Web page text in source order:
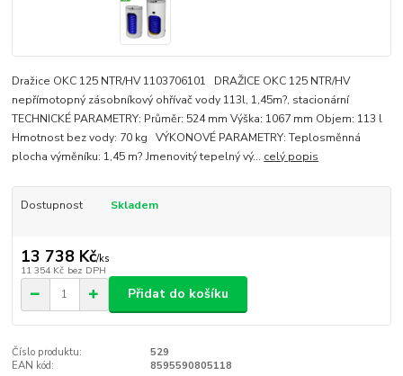
Dražice OKC 125 NTR/HV 1103706101 DRAŽICE OKC 125 NTR/HV
nepřímotopný zásobníkový ohřívač vody 113l, 1,45m?, stacionární
TECHNICKÉ PARAMETRY: Průměr: 524 mm Výška: 1067 mm Objem: 113 l
Hmotnost bez vody: 70 kg VÝKONOVÉ PARAMETRY: Teplosměnná
plocha výměníku: 1,45 m? Jmenovitý tepelný vý... celý popis
Dostupnost Skladem
13 738 Kč/ks
11 354 Kč bez DPH
Přidat do košíku
Číslo produktu:
529
EAN kód:
8595590805118